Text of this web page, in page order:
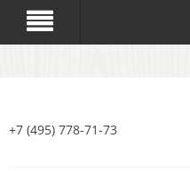
+7 (495) 778-71-73